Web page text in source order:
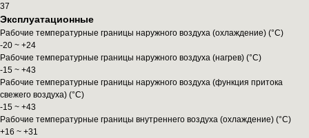
37
Эксплуатационные
Рабочие температурные границы наружного воздуха (охлаждение) (°C)
-20 ~ +24
Рабочие температурные границы наружного воздуха (нагрев) (°C)
-15 ~ +43
Рабочие температурные границы наружного воздуха (функция притока
свежего воздуха) (°C)
-15 ~ +43
Рабочие температурные границы внутреннего воздуха (охлаждение) (°C)
+16 ~ +31